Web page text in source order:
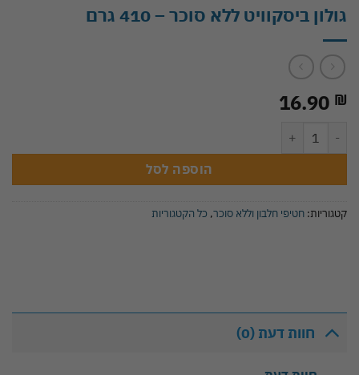
גולון ביסקוויט ללא סוכר – 410 גרם
16.90 ₪
הוספה לסל
קטגוריות: חטיפי חלבון וללא סוכר, כל הקטגוריות
חוות דעת (0)